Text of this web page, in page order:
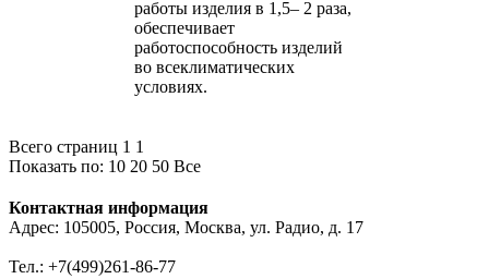
работы изделия в 1,5– 2 раза,
обеспечивает
работоспособность изделий
во всеклиматических
условиях.
Всего страниц 1 1
Показать по: 10 20 50 Все
Контактная информация
Адрес: 105005, Россия, Москва, ул. Радио, д. 17
Тел.: +7(499)261-86-77